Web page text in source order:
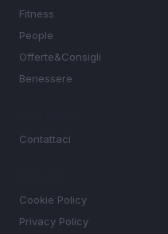
Fitness
People
Offerte&Consigli
Benessere
Contattaci
Cookie Policy
Privacy Policy